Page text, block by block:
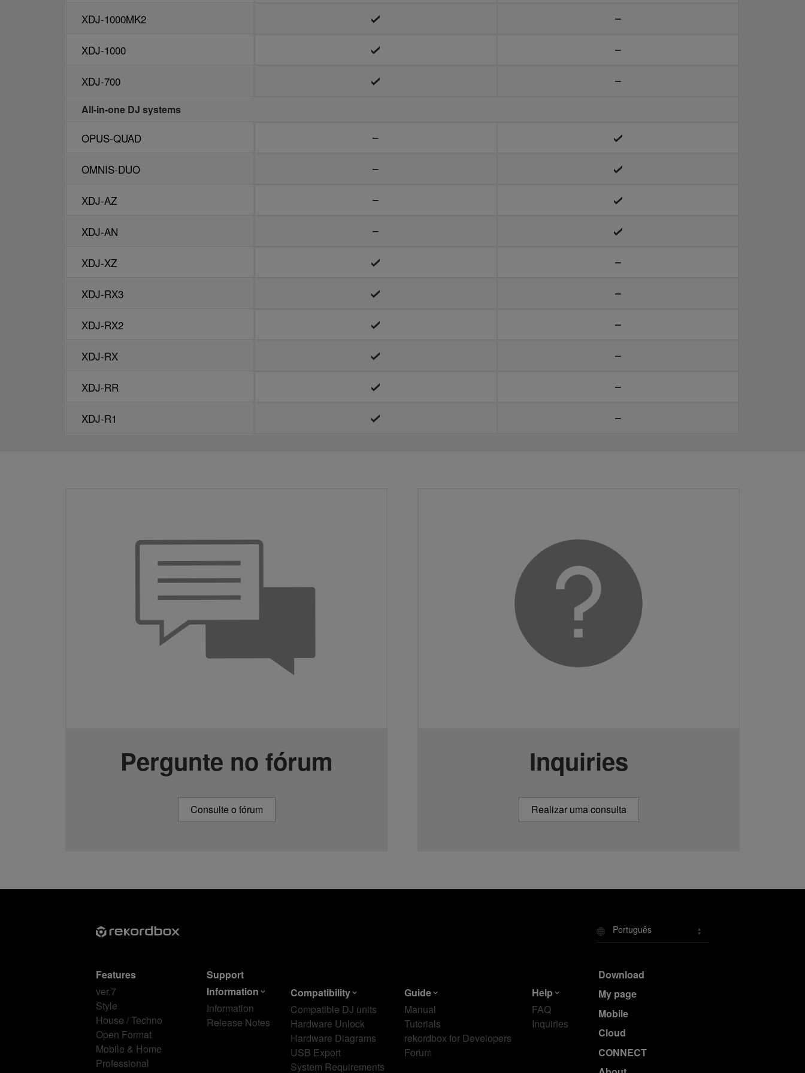
XDJ-1000MK2
XDJ-1000
XDJ-700
All-in-one DJ systems
OPUS-QUAD
OMNIS-DUO
XDJ-AZ
XDJ-AN
XDJ-XZ
XDJ-RX3
XDJ-RX2
XDJ-RX
XDJ-RR
XDJ-R1
XDJ-1000MK2
XDJ-1000
XDJ-700
All-in-one DJ systems
OPUS-QUAD
OMNIS-DUO
XDJ-AZ
XDJ-AN
XDJ-XZ
XDJ-RX3
XDJ-RX2
XDJ-RX
XDJ-RR
XDJ-R1
Pergunte no fórum
Consulte o fórum
Inquiries
Realizar uma consulta
Português
Features
ver.7
Style
House / Techno
Open Format
Mobile & Home
Professional
Support
Information
Information
Release Notes
Compatibility
Compatible DJ units
Hardware Unlock
Hardware Diagrams
USB Export
System Requirements
Guide
Manual
Tutorials
rekordbox for Developers
Forum
Help
FAQ
Inquiries
Download
My page
Mobile
Cloud
CONNECT